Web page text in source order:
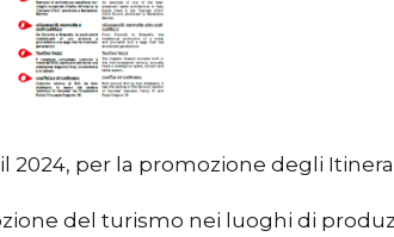
2024, per la promozione degli
del turismo nei luoghi di